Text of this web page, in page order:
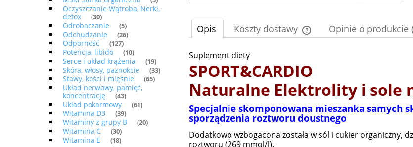
Oczyszczanie Wątroba, Nerki,
detox
(30)
Odrobaczanie (5)
Odchudzanie (26)
Odporność (127)
Potencja, libido (10)
Serce i układ krążenia (19)
Skóra, włosy, paznokcie (33)
Stawy, kości i mięśnie (65)
Układ nerwowy, pamięć,
koncentrację
(43)
Układ pokarmowy (61)
Witamina D3 (39)
Witaminy z grupy B (20)
Witamina C (30)
Witamina E (18)
Opis Koszty dostawy Opinie o produkcie
Suplement diety
SPORT&CARDIO
Naturalne Elektrolity i sole
Specjalnie skomponowana mieszanka samych
sporządzenia roztworu doustnego
Dodatkowo wzbogacona została w sól i cukier organiczny,
roztworu (269 mmol/l).